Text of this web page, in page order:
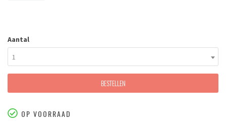
Aantal
1
BESTELLEN
OP VOORRAAD